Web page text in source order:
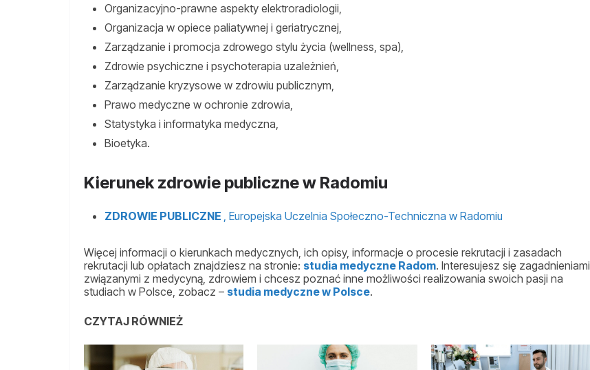
Organizacyjno-prawne aspekty elektroradiologii,
Organizacja w opiece paliatywnej i geriatrycznej,
Zarządzanie i promocja zdrowego stylu życia (wellness, spa),
Zdrowie psychiczne i psychoterapia uzależnień,
Zarządzanie kryzysowe w zdrowiu publicznym,
Prawo medyczne w ochronie zdrowia,
Statystyka i informatyka medyczna,
Bioetyka.
Kierunek zdrowie publiczne w Radomiu
ZDROWIE PUBLICZNE , Europejska Uczelnia Społeczno-Techniczna w Radomiu
Więcej informacji o kierunkach medycznych, ich opisy, informacje o procesie rekrutacji i zasadach
rekrutacji lub opłatach znajdziesz na stronie: studia medyczne Radom. Interesujesz się zagadnieniami
związanymi z medycyną, zdrowiem i chcesz poznać inne możliwości realizowania swoich pasji na
studiach w Polsce, zobacz – studia medyczne w Polsce.
CZYTAJ RÓWNIEŻ